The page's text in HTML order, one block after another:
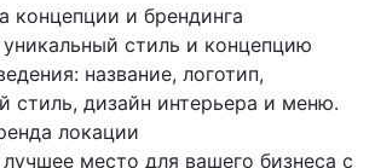
концепции и брендинга
стиль и концепцию
название, логотип,
стиль, дизайн интерьера и меню.
локации
место для вашего бизнеса с